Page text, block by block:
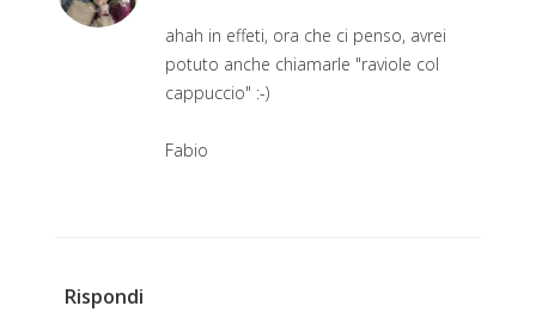
ahah in effeti, ora che ci penso, avrei
potuto anche chiamarle "raviole col
cappuccio" :-)
Fabio
Rispondi